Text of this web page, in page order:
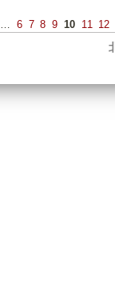
… 6 7 8 9 10 11 12